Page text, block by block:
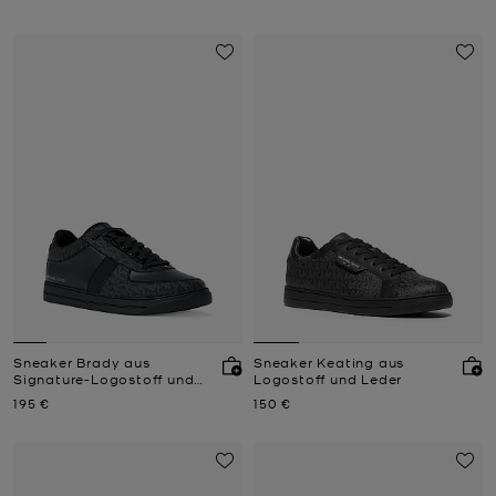
Sneaker Brady aus
Signature-Logostoff und
Leder
Jetzt
195 €
Sneaker Keating aus
Logostoff und Leder
Jetzt
150 €